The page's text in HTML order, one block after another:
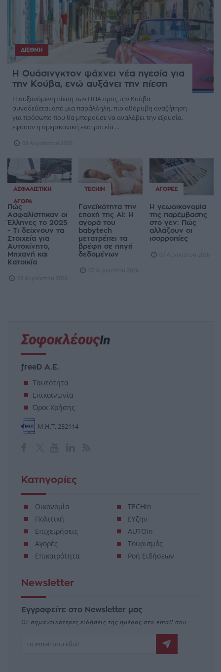
ΔΙΕΘΝΉ
Η Ουάσινγκτον ψάχνει νέα ηγεσία για
την Κούβα, ενώ αυξάνει την πίεση
Η αυξανόμενη πίεση των ΗΠΑ προς την Κούβα
συνοδεύεται από μια παράλληλη, πιο αθόρυβη αναζήτηση
για πρόσωπο που θα μπορούσε να αναλάβει την εξουσία,
εφόσον η αμερικανική εκστρατεία ...
08 Αυγούστου 2026
ΑΣΦΑΛΙΣΤΙΚΉ
ΑΓΟΡΆ
Πώς
Ασφαλίστηκαν οι
Έλληνες το 2025
- Τι δείχνουν τα
Στοιχεία για
Αυτοκίνητο,
Μηχανή και
Κατοικία
08 Αυγούστου 2026
TECHIN
Γονεϊκότητα την
εποχή της AI: Η
αγορά του
babytech
μετατρέπει τα
βρέφη σε πηγή
δεδομένων
07 Αυγούστου 2026
ΑΓΟΡΈΣ
Η γεωοικονομία
της παρέμβασης
στο γεν: Πώς
αλλάζουν οι
ισορροπίες
07 Αυγούστου 2026
freeD Α.Ε.
Ταυτότητα
Επικοινωνία
Όροι Χρήσης
Μ.Η.Τ. 232114
Κατηγορίες
Οικονομία
Πολιτική
Επιχειρήσεις
Αγορές
Επικαιρότητα
TECHin
ΕΥζην
AUTOin
Τουρισμός
Ροή Ειδήσεων
Newsletter
Εγγραφείτε στο Newsletter μας
Οι σημαντικότερες ειδήσεις της ημέρας στο email σου